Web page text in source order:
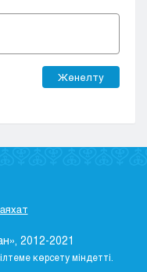
Жөнелту
2012-2021
көрсету міндетті.